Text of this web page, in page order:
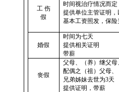
工 伤
假
时间视治疗情况而定
提供单位主管证明
基本工资照发，保险
婚假
时间为七天
提供相关证明
带薪
丧假
父母、（养）继父
配偶之（祖）父母
兄弟姊妹去世为3天
提供证明，带薪